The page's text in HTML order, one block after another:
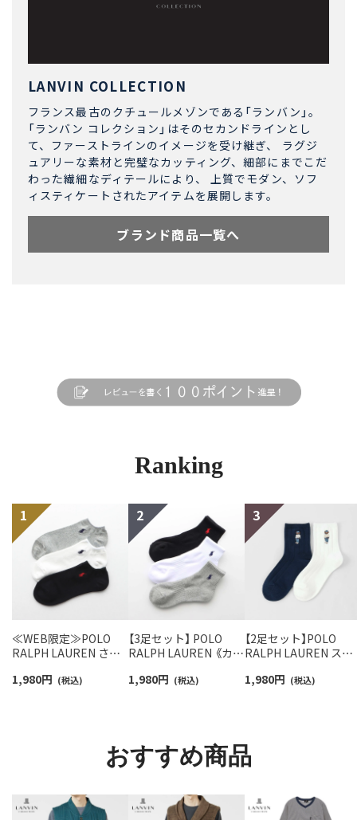
LANVIN COLLECTION
フランス最古のクチュールメゾンである「ランバン」。
「ランバン コレクション」はそのセカンドラインとし
て、ファーストラインのイメージを受け継ぎ、 ラグジ
ュアリーな素材と完璧なカッティング、細部にまでこだ
わった繊細なディテールにより、 上質でモダン、ソフ
ィスティケートされたアイテムを展開します。
ブランド商品一覧へ
Ranking
≪WEB限定≫POLO
RALPH LAUREN さら
スニーカー丈ソックス
1,980円 (税込)
【3足セット】 POLO
RALPH LAUREN 《カラ
ンポイントソックス シ
1,980円 (税込)
【2足セット】POLO
RALPH LAUREN スタ
ロベア オーガニック
1,980円 (税込)
おすすめ商品